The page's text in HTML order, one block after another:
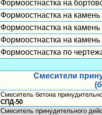
Формоостнастка на
Формоостнастка на
Формоостнастка на
Формоостнастка на
Формоостнастка по
Смесители
Смеситель бетона
СПД-50
Смеситель принудительного